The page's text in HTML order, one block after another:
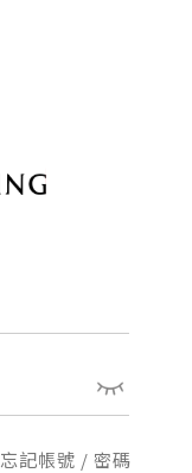
忘記帳號 / 密碼